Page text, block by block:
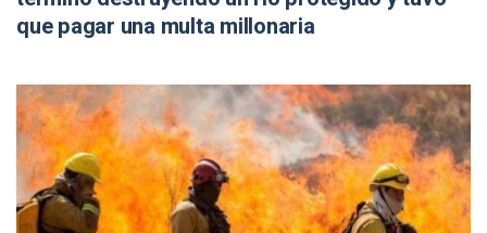
que pagar una multa millonaria